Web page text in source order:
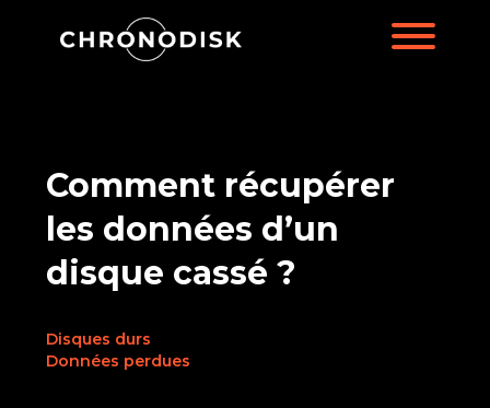
Comment récupérer
les données d’un
disque cassé ?
Disques durs
Données perdues